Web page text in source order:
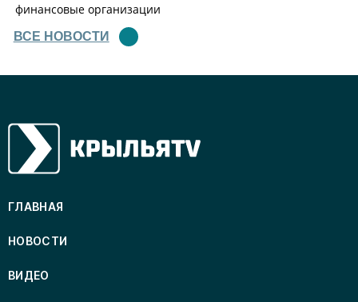
финансовые организации
ВСЕ НОВОСТИ
ГЛАВНАЯ
НОВОСТИ
ВИДЕО